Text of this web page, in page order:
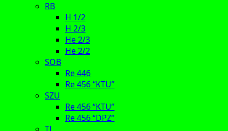
RB
H 1/2
H 2/3
He 2/3
He 2/2
SOB
Re 446
Re 456 “KTU”
SZU
Re 456 “KTU”
Re 456 “DPZ”